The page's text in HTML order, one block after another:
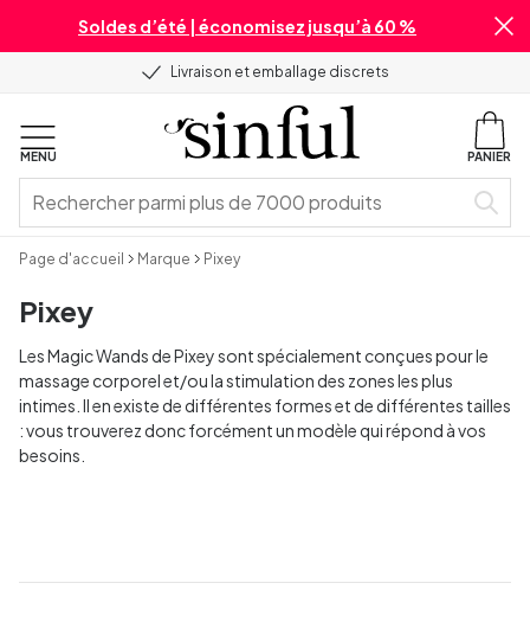
Soldes d’été | économisez jusqu’à 60 %
Livraison et emballage discrets
MENU PANIER
Page d'accueil Marque Pixey
Pixey
Les Magic Wands de Pixey sont spécialement conçues pour le
massage corporel et/ou la stimulation des zones les plus
intimes. Il en existe de différentes formes et de différentes tailles
: vous trouverez donc forcément un modèle qui répond à vos
besoins.